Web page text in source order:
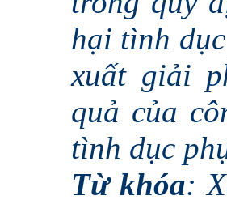
hại tình
xuất giải
quả của
tình dục
Từ khóa: